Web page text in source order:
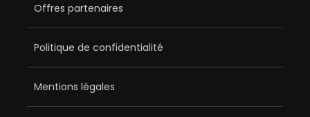
Offres partenaires
Politique de confidentialité
Mentions légales